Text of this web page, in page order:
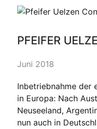
PFEIFER
Juni 2018
Inbetriebnahme der
in Europa: Nach
Neuseeland,
nun auch in